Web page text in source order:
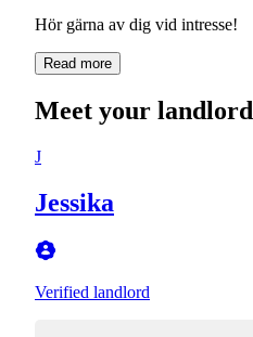
Hör gärna av dig vid intresse!
Read more
Meet your landlord
J
Jessika
Verified landlord